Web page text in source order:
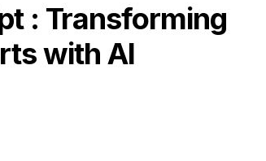
: Transforming
with AI